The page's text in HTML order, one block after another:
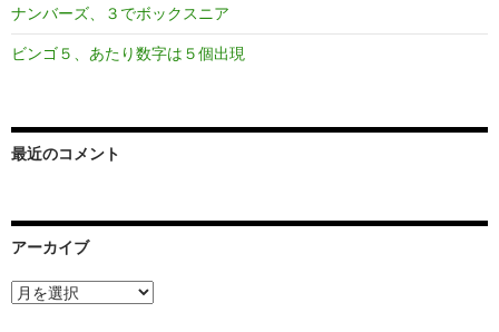
ナンバーズ、３でボックスニア
ビンゴ５、あたり数字は５個出現
最近のコメント
アーカイブ
ア
ー